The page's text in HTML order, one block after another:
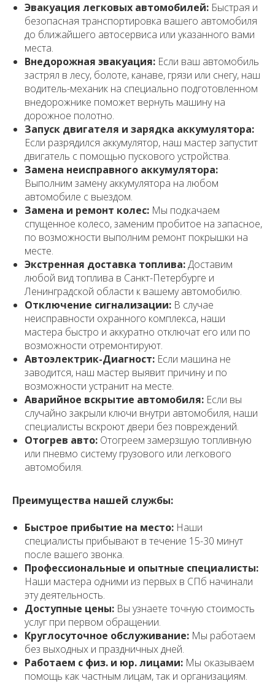
Эвакуация легковых автомобилей: Быстрая и
безопасная транспортировка вашего автомобиля
до ближайшего автосервиса или указанного вами
места.
Внедорожная эвакуация: Если ваш автомобиль
застрял в лесу, болоте, канаве, грязи или снегу, наш
водитель-механик на специально подготовленном
внедорожнике поможет вернуть машину на
дорожное полотно.
Запуск двигателя и зарядка аккумулятора:
Если разрядился аккумулятор, наш мастер запустит
двигатель с помощью пускового устройства.
Замена неисправного аккумулятора:
Выполним замену аккумулятора на любом
автомобиле с выездом.
Замена и ремонт колес: Мы подкачаем
спущенное колесо, заменим пробитое на запасное,
по возможности выполним ремонт покрышки на
месте.
Экстренная доставка топлива:Доставим
любой вид топлива в Санкт-Петербурге и
Ленинградской области к вашему автомобилю.
Отключение сигнализации: В случае
неисправности охранного комплекса, наши
мастера быстро и аккуратно отключат его или по
возможности отремонтируют.
Автоэлектрик-Диагност: Если машина не
заводится, наш мастер выявит причину и по
возможности устранит на месте.
Аварийное вскрытие автомобиля: Если вы
случайно закрыли ключи внутри автомобиля, наши
специалисты вскроют двери без повреждений.
Отогрев авто: Отогреем замерзшую топливную
или пневмо систему грузового или легкового
автомобиля.
Преимущества нашей службы:
Быстрое прибытие на место: Наши
специалисты прибывают в течение 15-30 минут
после вашего звонка.
Профессиональные и опытные специалисты:
Наши мастера одними из первых в СПб начинали
эту деятельность.
Доступные цены: Вы узнаете точную стоимость
услуг при первом обращении.
Круглосуточное обслуживание: Мы работаем
без выходных и праздничных дней.
Работаем с физ. и юр. лицами: Мы оказываем
помощь как частным лицам, так и организациям.